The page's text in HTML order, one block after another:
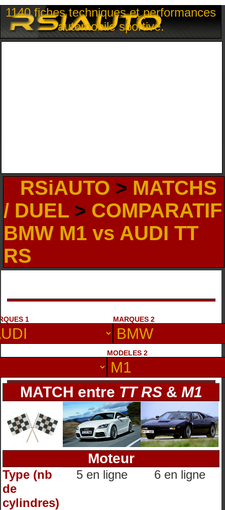
1140 fiches techniques et performances
automobile sportive.
RSiAUTO > MATCHS
/ DUEL> COMPARATIF
BMW M1 vs AUDI TT
RS
1 MARQUES 2
MODELES 2
MATCH entre TT RS& M1
Moteur
Type (nb
de
cylindres)
5 en ligne 6 en ligne